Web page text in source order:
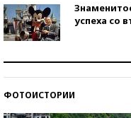
успеха со
ФОТОИСТОРИИ